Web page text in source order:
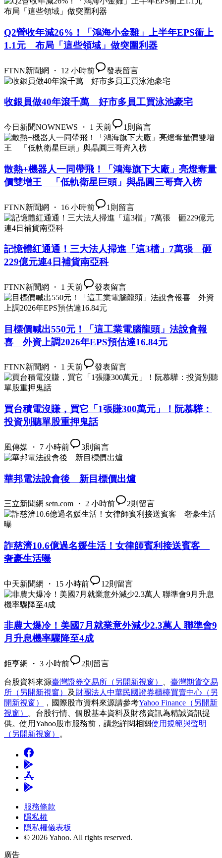
Q2營收年減26%！「鴻海小金雞」上半年EPS衝上
1.1元 布局「這些領域」做突圍利器
FTNN新聞網 ・ 12 小時前 發表留言
收銀員做40年滾千萬 好市多員工買泳池豪宅
今日新聞NOWNEWS ・ 1 天前 1 則留言
散熱+機器人一同帶飛！「鴻海旗下大廠」亮燈奪量
價雙增王 「低軌衛星巨頭」與晶圓三哥齊入榜
FTNN新聞網 ・ 16 小時前 1 則留言
記憶體紅通通！三大法人掃進「這3檔」7萬張 砸
229億元連4日補貨南亞科
FTNN新聞網 ・ 1 天前 發表留言
目標價喊出550元！「這工業電腦龍頭」法說會報
喜 外資上調2026年EPS預估達16.84元
FTNN新聞網 ・ 1 天前 發表留言
買台積電沒賺，買它「1張賺300萬元」！阮慕驊：
投資別聽單股重押鬼話
風傳媒 ・ 7 小時前 3則留言
華邦電法說會後 新目標價出爐
三立新聞網 setn.com ・ 2 小時前 2則留言
詐慈濟10.6億過名媛生活！女律師賓利接送賓客
奢豪生活曝
中天新聞網 ・ 15 小時前 12則留言
非農大爆冷！美國7月就業意外減少2.3萬人 聯準會9
月升息機率驟降至4成
鉅亨網 ・ 3 小時前 2則留言
台股資料來源臺灣證券交易所 （另開新視窗）
臺灣期貨交易
所 （另開新視窗） 及 財團法人中華民國證券櫃檯買賣中心 （另
開新視窗）
，國際股市資料來源請參考Yahoo Finance （另開新
視窗）
。台股行情、個股基本資料及財務資訊為精誠資訊提
供。使用Yahoo股市服務前，請您詳閱相關使用規範與聲明
（另開新視窗）
。
服務條款
隱私權
隱私權儀表板
© 2026 Yahoo. All rights reserved.
廣告